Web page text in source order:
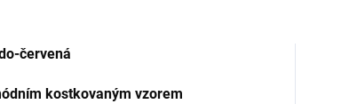
červená
kostkovaným vzorem